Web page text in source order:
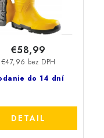
do 14 dní
€47,96 bez DPH
€58,99
DETAIL